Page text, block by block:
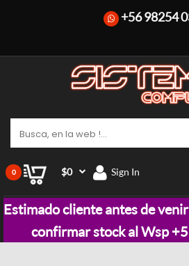
+56 98254
0 $0 Sign In
Estimado cliente antes de
confirmar stock al Wsp